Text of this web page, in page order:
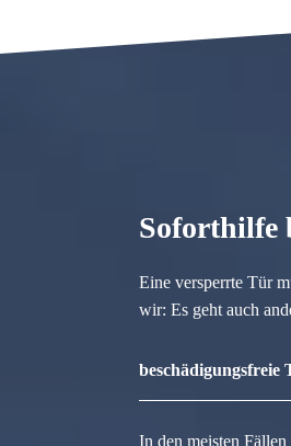
Soforthilfe
Eine versperrte Tür
wir: Es geht auch
beschädigungsfreie
In den meisten